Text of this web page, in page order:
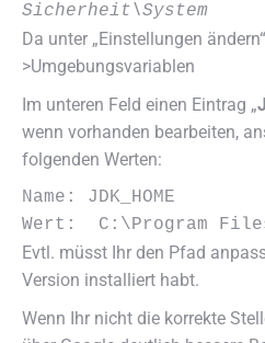
Sicherheit\System
Da unter „Einstellungen
>Umgebungsvariablen
Im unteren Feld einen Eintrag „
wenn vorhanden bearbeiten,
folgenden Werten:
Name: JDK_HOME
Wert:  C:\Program
Evtl. müsst Ihr den Pfad
Version installiert habt.
Wenn Ihr nicht die korrekte